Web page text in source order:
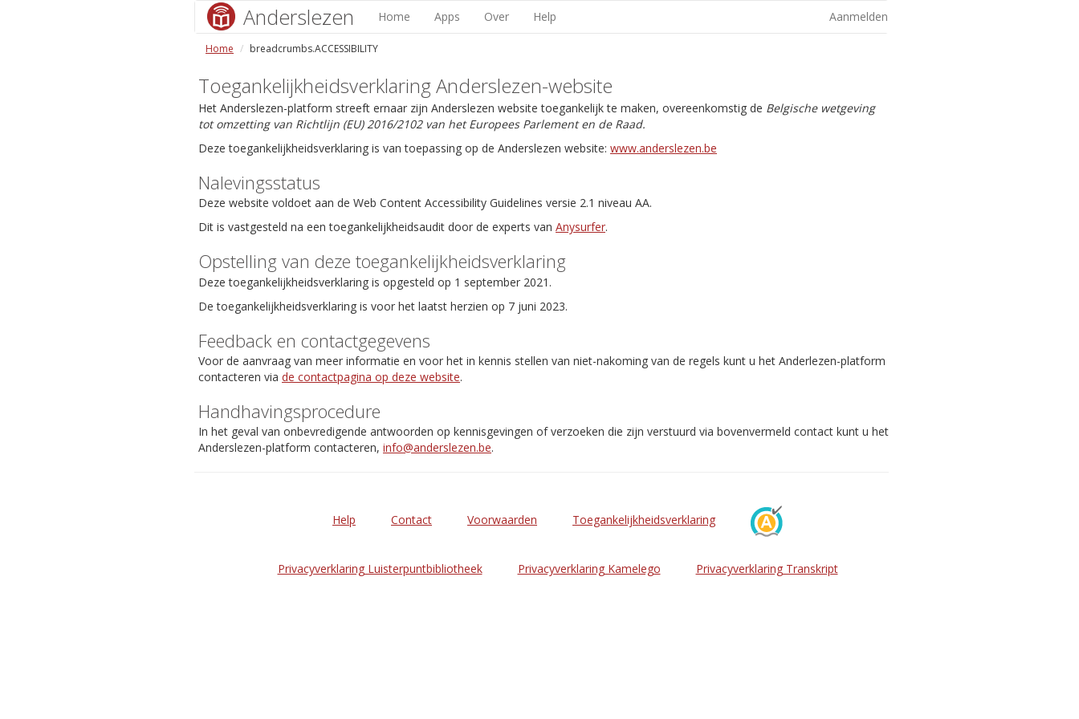
Anderslezen Home Apps Over Help Aanmelden
Home breadcrumbs.ACCESSIBILITY
Toegankelijkheidsverklaring Anderslezen-website
Het Anderslezen-platform streeft ernaar zijn Anderslezen website toegankelijk te maken, overeenkomstig de Belgische wetgeving
tot omzetting van Richtlijn (EU) 2016/2102 van het Europees Parlement en de Raad.
Deze toegankelijkheidsverklaring is van toepassing op de Anderslezen website: www.anderslezen.be
Nalevingsstatus
Deze website voldoet aan de Web Content Accessibility Guidelines versie 2.1 niveau AA.
Dit is vastgesteld na een toegankelijkheidsaudit door de experts van Anysurfer.
Opstelling van deze toegankelijkheidsverklaring
Deze toegankelijkheidsverklaring is opgesteld op 1 september 2021.
De toegankelijkheidsverklaring is voor het laatst herzien op 7 juni 2023.
Feedback en contactgegevens
Voor de aanvraag van meer informatie en voor het in kennis stellen van niet-nakoming van de regels kunt u het Anderlezen-platform
contacteren via de contactpagina op deze website.
Handhavingsprocedure
In het geval van onbevredigende antwoorden op kennisgevingen of verzoeken die zijn verstuurd via bovenvermeld contact kunt u het
Anderslezen-platform contacteren, info@anderslezen.be.
Help Contact Voorwaarden Toegankelijkheidsverklaring
Privacyverklaring Luisterpuntbibliotheek Privacyverklaring Kamelego Privacyverklaring Transkript